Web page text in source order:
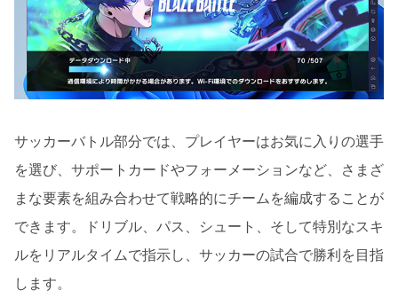
サッカーバトル部分では、プレイヤーはお気に入りの選手
を選び、サポートカードやフォーメーションなど、さまざ
まな要素を組み合わせて戦略的にチームを編成することが
できます。ドリブル、パス、シュート、そして特別なスキ
ルをリアルタイムで指示し、サッカーの試合で勝利を目指
します。